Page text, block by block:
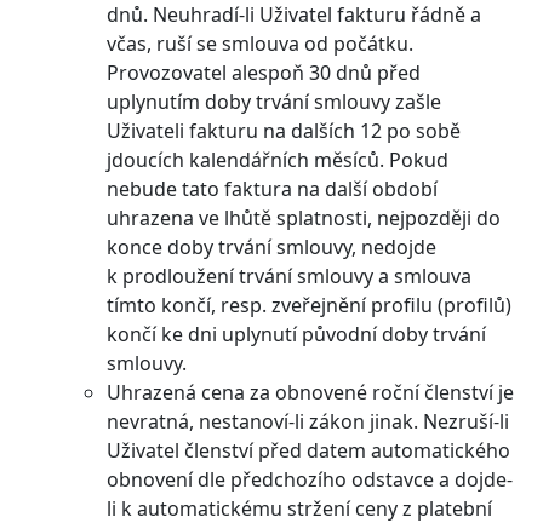
dnů. Neuhradí-li Uživatel fakturu řádně a
včas, ruší se smlouva od počátku.
Provozovatel alespoň 30 dnů před
uplynutím doby trvání smlouvy zašle
Uživateli fakturu na dalších 12 po sobě
jdoucích kalendářních měsíců. Pokud
nebude tato faktura na další období
uhrazena ve lhůtě splatnosti, nejpozději do
konce doby trvání smlouvy, nedojde
k prodloužení trvání smlouvy a smlouva
tímto končí, resp. zveřejnění profilu (profilů)
končí ke dni uplynutí původní doby trvání
smlouvy.
Uhrazená cena za obnovené roční členství je
nevratná, nestanoví-li zákon jinak. Nezruší-li
Uživatel členství před datem automatického
obnovení dle předchozího odstavce a dojde-
li k automatickému stržení ceny z platební